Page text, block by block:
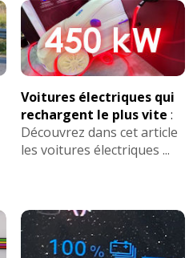
Voitures électriques qui
rechargent le plus vite :
Découvrez dans cet article
les voitures électriques ...